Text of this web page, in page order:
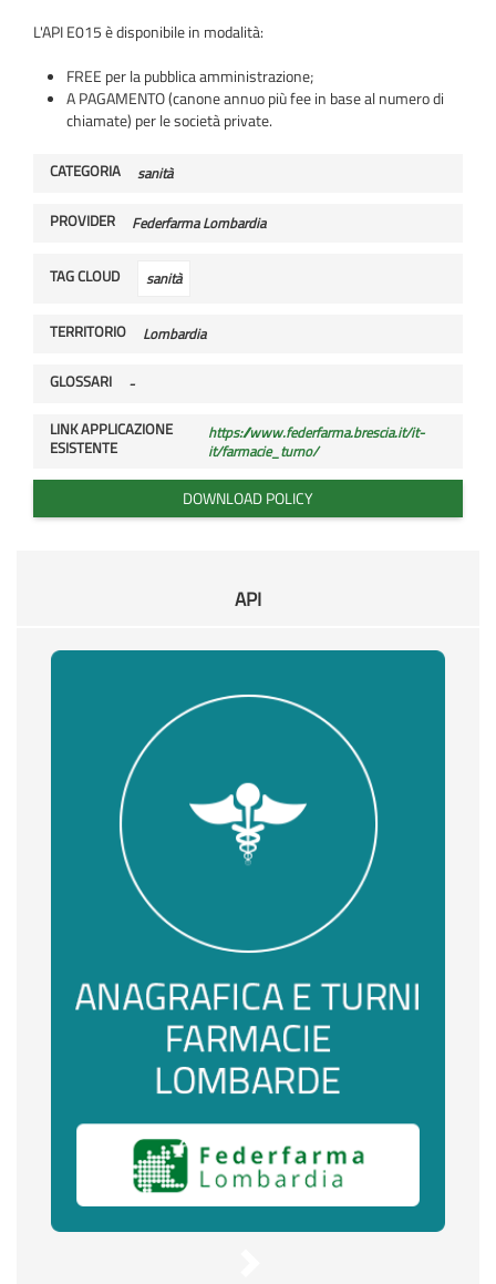
L'API E015 è disponibile in modalità:
FREE per la pubblica amministrazione;
A PAGAMENTO (canone annuo più fee in base al numero di
chiamate) per le società private.
CATEGORIA sanità
PROVIDER Federfarma Lombardia
TAG CLOUD sanità
TERRITORIO Lombardia
GLOSSARI -
LINK APPLICAZIONE
ESISTENTE
https://www.federfarma.brescia.it/it-
it/farmacie_turno/
DOWNLOAD POLICY
API